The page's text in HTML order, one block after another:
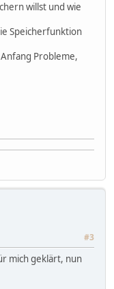
willst und wie
Speicherfunktion
Probleme,
#3
mich geklärt, nun